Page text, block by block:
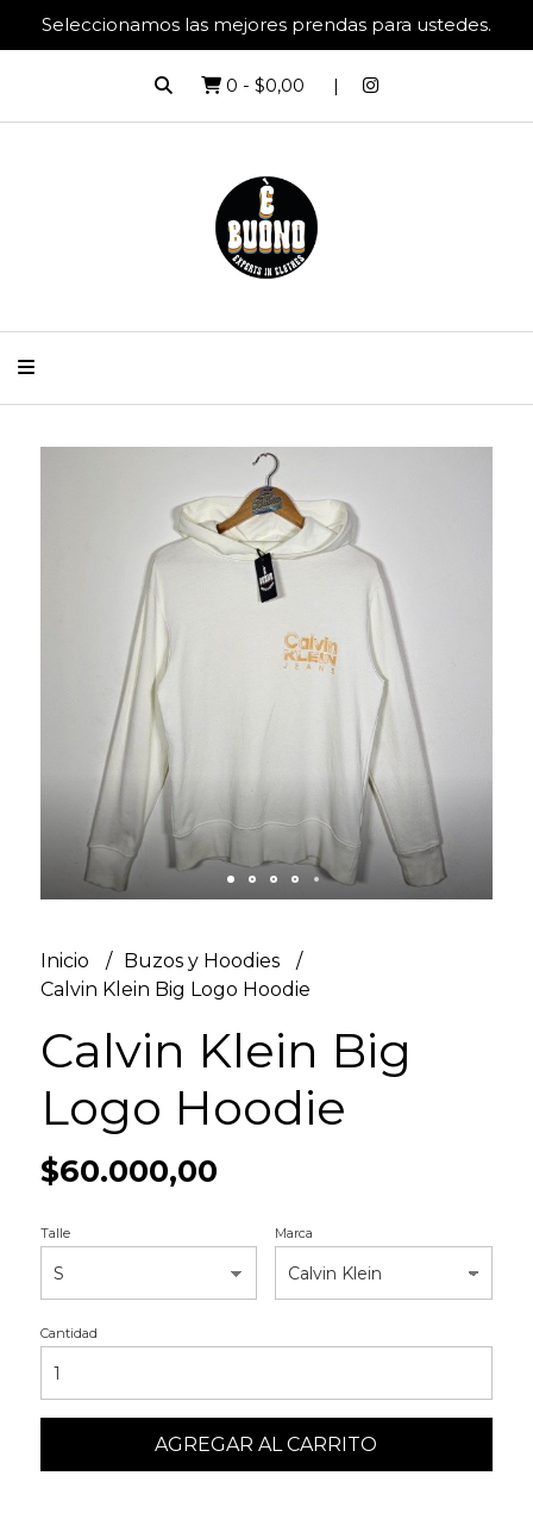
Seleccionamos las mejores prendas para ustedes.
0 - $0,00
Inicio
Buzos y Hoodies
Calvin Klein Big Logo Hoodie
Calvin Klein Big
Logo Hoodie
$60.000,00
Talle Marca
Cantidad
AGREGAR AL CARRITO